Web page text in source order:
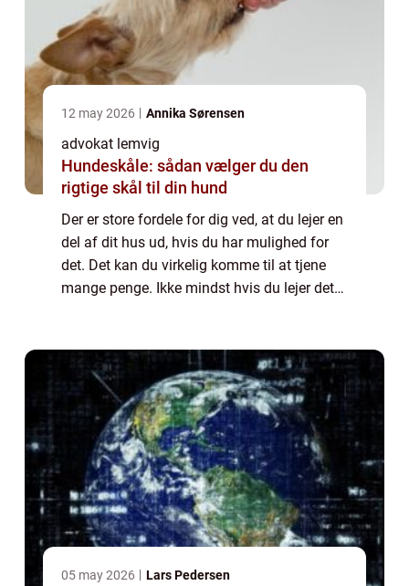
12 may 2026 Annika Sørensen
advokat lemvig
Hundeskåle: sådan vælger du den
rigtige skål til din hund
Der er store fordele for dig ved, at du lejer en
del af dit hus ud, hvis du har mulighed for
det. Det kan du virkelig komme til at tjene
mange penge. Ikke mindst hvis du lejer det
05 may 2026 Lars Pedersen